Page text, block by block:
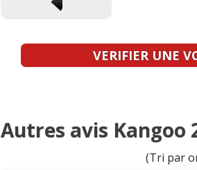
VERIFIER UNE
Autres avis Kangoo
(Tri par